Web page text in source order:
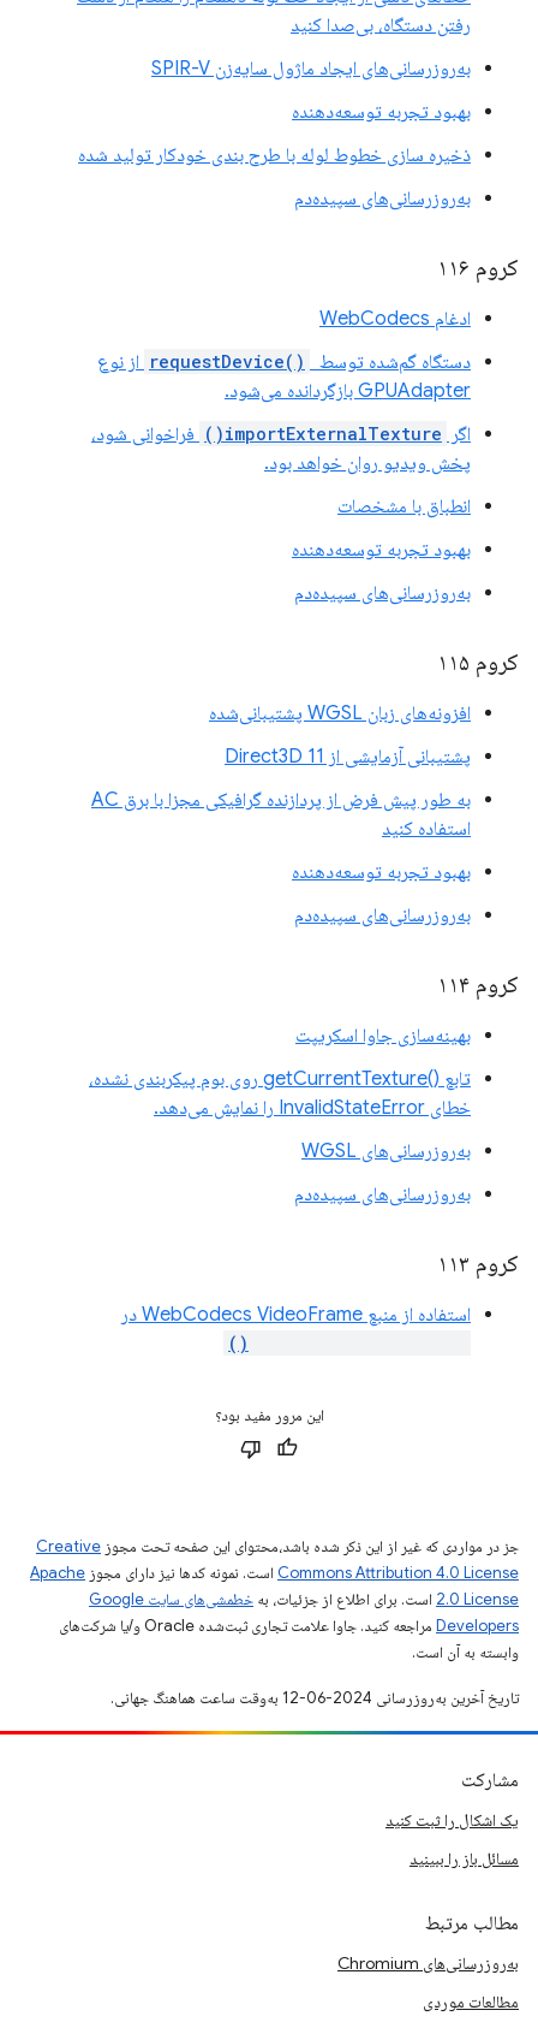
رفتن دستگاه، بی‌صدا کنید
به‌روزرسانی‌های ایجاد ماژول سایه‌زن SPIR-V
بهبود تجربه توسعه‌دهنده
ذخیره سازی خطوط لوله با طرح بندی خودکار تولید شده
به‌روزرسانی‌های سپیده‌دم
کروم ۱۱۶
ادغام WebCodecs
دستگاه گم‌شده توسط
requestDevice() ‎ از نوع
GPUAdapter بازگردانده می‌شود.
اگر
importExternalTexture()
فراخوانی شود،
پخش ویدیو روان خواهد بود.
انطباق با مشخصات
بهبود تجربه توسعه‌دهنده
به‌روزرسانی‌های سپیده‌دم
کروم ۱۱۵
افزونه‌های زبان WGSL پشتیبانی‌شده
پشتیبانی آزمایشی از Direct3D 11
به طور پیش فرض از پردازنده گرافیکی مجزا با برق AC
استفاده کنید
بهبود تجربه توسعه‌دهنده
به‌روزرسانی‌های سپیده‌دم
کروم ۱۱۴
بهینه‌سازی جاوا اسکریپت
تابع ()getCurrentTexture روی بوم پیکربندی نشده،
خطای InvalidStateError را نمایش می‌دهد.
به‌روزرسانی‌های WGSL
به‌روزرسانی‌های سپیده‌دم
کروم ۱۱۳
استفاده از منبع WebCodecs VideoFrame در
این مرور مفید بود؟
جز در مواردی که غیر از این ذکر شده باشد،‌محتوای این صفحه تحت مجوز Creative
Commons Attribution 4.0 License است. نمونه کدها نیز دارای مجوز Apache
2.0 License است. برای اطلاع از جزئیات، به
خطمشی‌های سایت Google
Developers‏
مراجعه کنید. جاوا علامت تجاری ثبت‌شده Oracle و/یا شرکت‌های
وابسته به آن است.
تاریخ آخرین به‌روزرسانی 2024-06-12 به‌وقت ساعت هماهنگ جهانی.
مشارکت
یک اشکال را ثبت کنید
مسائل باز را ببینید
مطالب مرتبط
به‌روزرسانی‌های Chromium
مطالعات موردی